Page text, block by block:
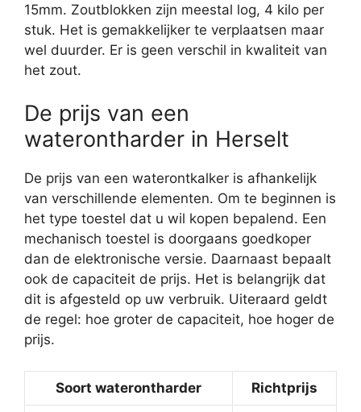
15mm. Zoutblokken zijn meestal log, 4 kilo per
stuk. Het is gemakkelijker te verplaatsen maar
wel duurder. Er is geen verschil in kwaliteit van
het zout.
De prijs van een
waterontharder in Herselt
De prijs van een waterontkalker is afhankelijk
van verschillende elementen. Om te beginnen is
het type toestel dat u wil kopen bepalend. Een
mechanisch toestel is doorgaans goedkoper
dan de elektronische versie. Daarnaast bepaalt
ook de capaciteit de prijs. Het is belangrijk dat
dit is afgesteld op uw verbruik. Uiteraard geldt
de regel: hoe groter de capaciteit, hoe hoger de
prijs.
Soort waterontharder Richtprijs